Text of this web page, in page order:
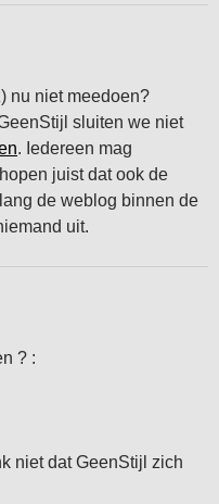
nu niet meedoen?
sluiten we niet
. Iedereen mag
juist dat ook de
de weblog binnen de
uit.
? :
niet dat GeenStijl zich